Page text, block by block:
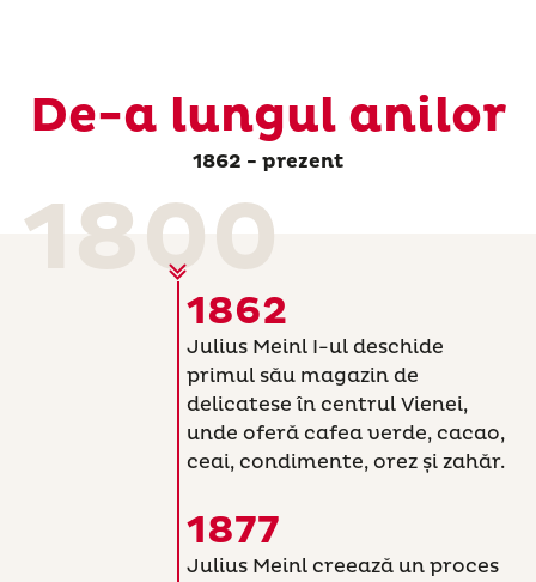
De-a lungul anilor
1862 - prezent
1800
1862
Julius Meinl I-ul deschide
primul său magazin de
delicatese în centrul Vienei,
unde oferă cafea verde, cacao,
ceai, condimente, orez și zahăr.
1877
Julius Meinl creează un proces